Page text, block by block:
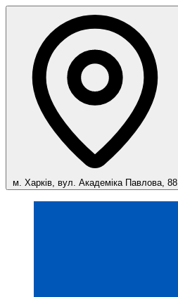
м. Харків, вул. Академіка Павлова, 88